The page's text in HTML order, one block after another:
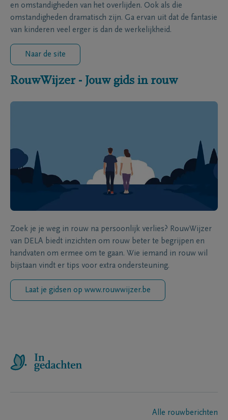
en omstandigheden van het overlijden. Ook als die
omstandigheden dramatisch zijn. Ga ervan uit dat de fantasie
van kinderen veel erger is dan de werkelijkheid.
Naar de site
RouwWijzer - Jouw gids in rouw
Zoek je je weg in rouw na persoonlijk verlies? RouwWijzer
van DELA biedt inzichten om rouw beter te begrijpen en
handvaten om ermee om te gaan. Wie iemand in rouw wil
bijstaan vindt er tips voor extra ondersteuning.
Laat je gidsen op www.rouwwijzer.be
Alle rouwberichten